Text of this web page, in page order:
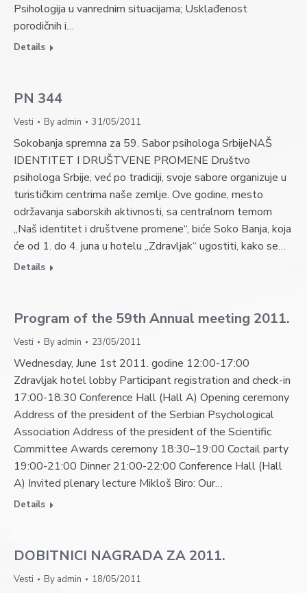
Psihologija u vanrednim situacijama; Usklađenost
porodičnih i…
Details
PN 344
Vesti By admin 31/05/2011
Sokobanja spremna za 59. Sabor psihologa SrbijeNAŠ
IDENTITET I DRUŠTVENE PROMENE Društvo
psihologa Srbije, već po tradiciji, svoje sabore organizuje u
turističkim centrima naše zemlje. Ove godine, mesto
održavanja saborskih aktivnosti, sa centralnom temom
„Naš identitet i društvene promene“, biće Soko Banja, koja
će od 1. do 4. juna u hotelu „Zdravljak“ ugostiti, kako se…
Details
Program of the 59th Annual meeting 2011.
Vesti By admin 23/05/2011
Wednesday, June 1st 2011. godine 12:00-17:00
Zdravljak hotel lobby Participant registration and check-in
17:00-18:30 Conference Hall (Hall A) Opening ceremony
Address of the president of the Serbian Psychological
Association Address of the president of the Scientific
Committee Awards ceremony 18:30–19:00 Coctail party
19:00-21:00 Dinner 21:00-22:00 Conference Hall (Hall
A) Invited plenary lecture Mikloš Biro: Our…
Details
DOBITNICI NAGRADA ZA 2011.
Vesti By admin 18/05/2011